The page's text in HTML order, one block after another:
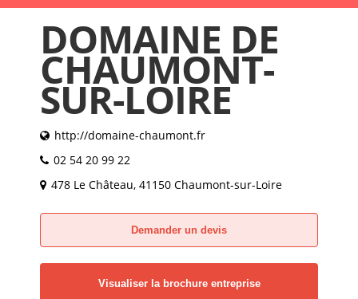
DOMAINE DE
CHAUMONT-
SUR-LOIRE
http://domaine-chaumont.fr
02 54 20 99 22
478 Le Château, 41150 Chaumont-sur-Loire
Demander un devis
Visualiser la brochure entreprise